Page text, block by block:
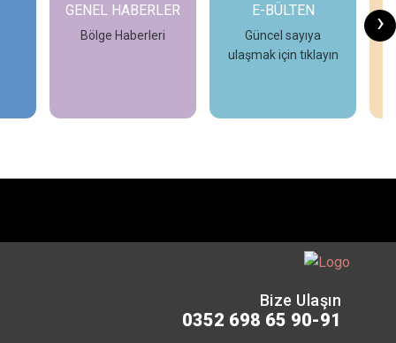
›
GENEL HABERLER
Bölge Haberleri
E-BÜLTEN
Güncel sayıya
ulaşmak için tıklayın
Bize Ulaşın
0352 698 65 90-91